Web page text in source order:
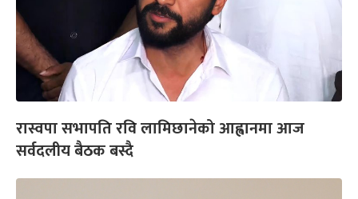
रास्वपा सभापति रवि लामिछानेको आह्वानमा आज
सर्वदलीय बैठक बस्दै